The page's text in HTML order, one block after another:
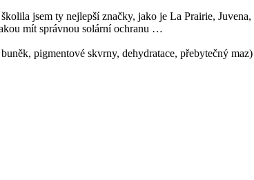
jsem ty nejlepší značky, jako je La Prairie,
mít správnou solární ochranu …
pigmentové skvrny, dehydratace, přebytečný